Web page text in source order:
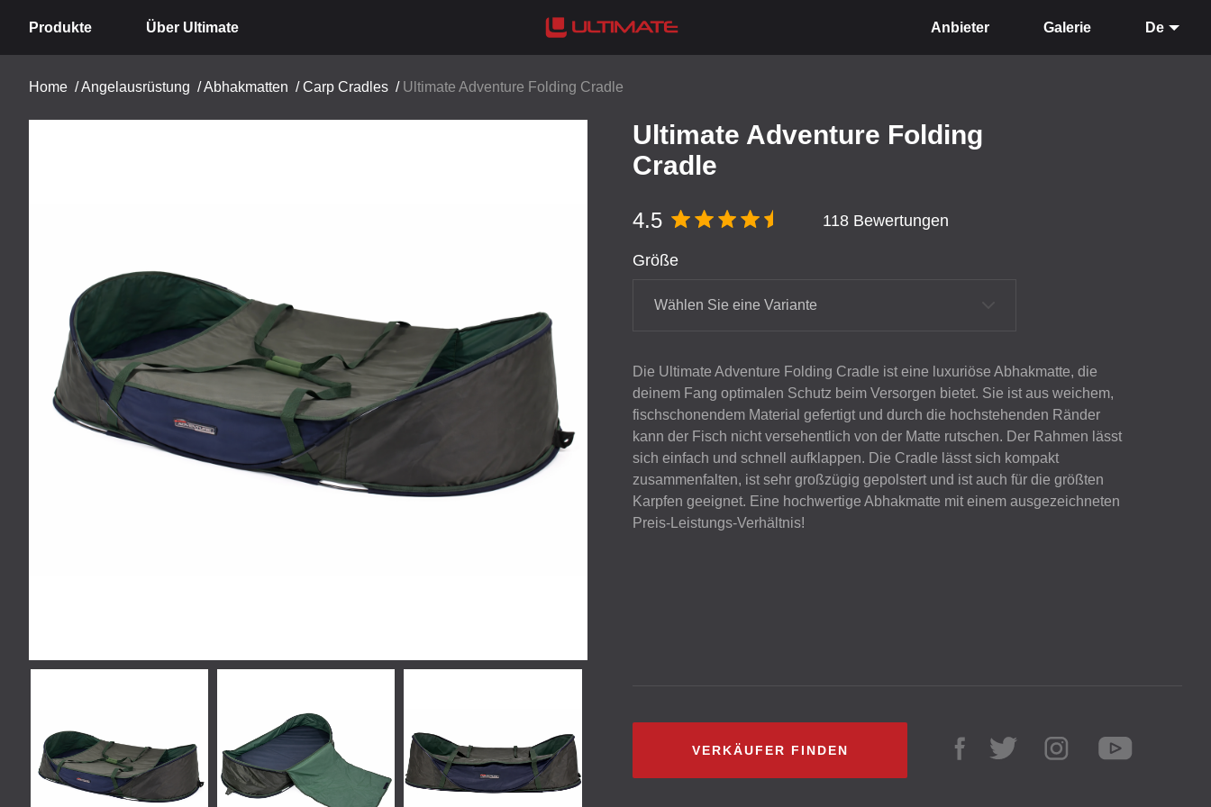
Produkte Über Ultimate Anbieter Galerie De
Home /Angelausrüstung /Abhakmatten /Carp Cradles / Ultimate Adventure Folding Cradle
Ultimate Adventure Folding
Cradle
4.5 118 Bewertungen
Größe
Wählen Sie eine Variante
Die Ultimate Adventure Folding Cradle ist eine luxuriöse Abhakmatte, die
deinem Fang optimalen Schutz beim Versorgen bietet. Sie ist aus weichem,
fischschonendem Material gefertigt und durch die hochstehenden Ränder
kann der Fisch nicht versehentlich von der Matte rutschen. Der Rahmen lässt
sich einfach und schnell aufklappen. Die Cradle lässt sich kompakt
zusammenfalten, ist sehr großzügig gepolstert und ist auch für die größten
Karpfen geeignet. Eine hochwertige Abhakmatte mit einem ausgezeichneten
Preis-Leistungs-Verhältnis!
VERKÄUFER FINDEN